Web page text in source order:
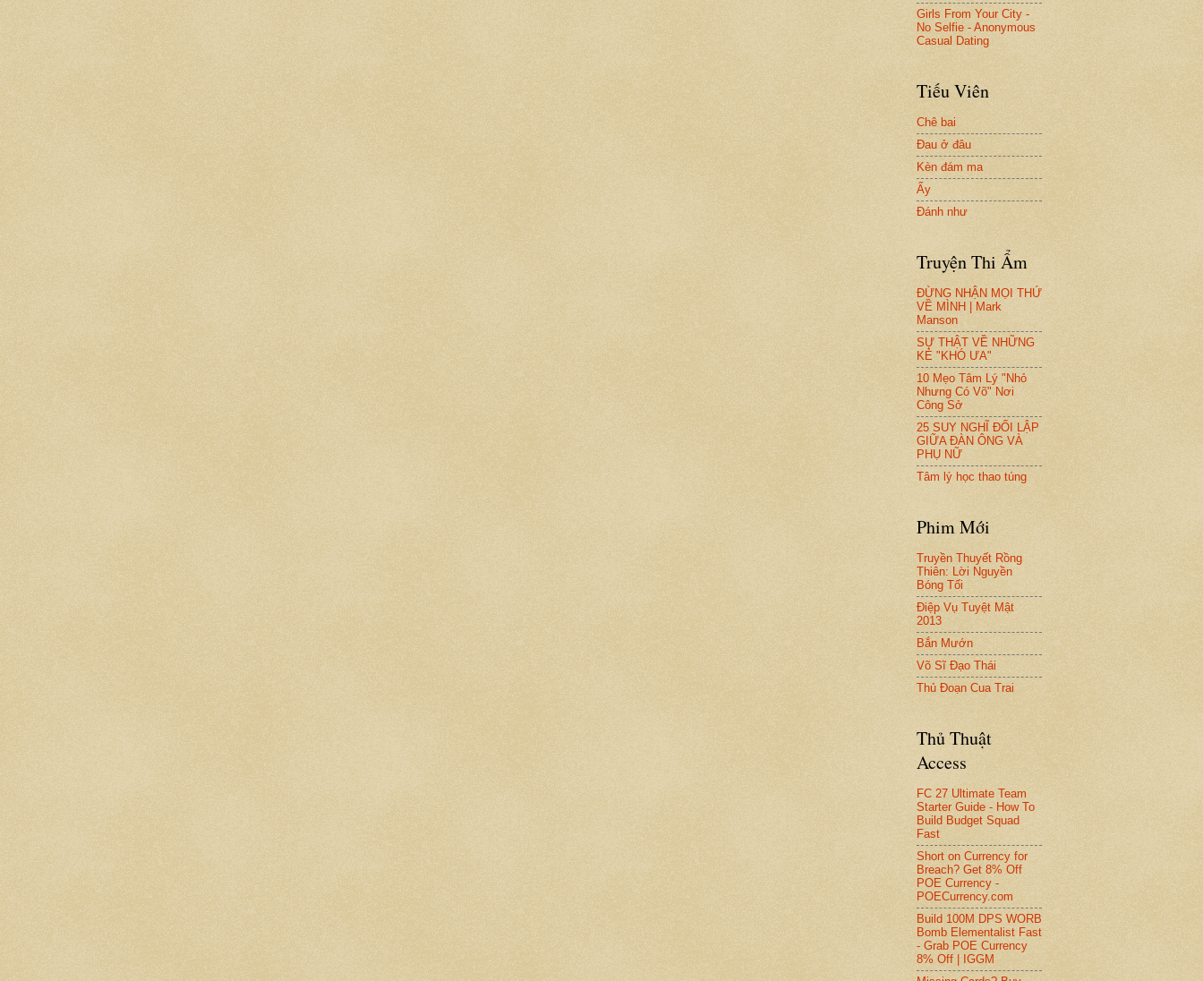
Girls From Your City -
No Selfie - Anonymous
Casual Dating
Tiếu Viên
Chê bai
Đau ở đâu
Kèn đám ma
Ấy
Đánh như
Truyện Thi Ẩm
ĐỪNG NHẬN MỌI THỨ
VỀ MÌNH | Mark
Manson
SỰ THẬT VỀ NHỮNG
KẺ "KHÓ ƯA"
10 Mẹo Tâm Lý "Nhỏ
Nhưng Có Võ" Nơi
Công Sở
25 SUY NGHĨ ĐỐI LẬP
GIỮA ĐÀN ÔNG VÀ
PHỤ NỮ
Tâm lý học thao túng
Phim Mới
Truyền Thuyết Rồng
Thiên: Lời Nguyền
Bóng Tối
Điệp Vụ Tuyệt Mật
2013
Bắn Mướn
Võ Sĩ Đạo Thái
Thủ Đoạn Cua Trai
Thủ Thuật
Access
FC 27 Ultimate Team
Starter Guide - How To
Build Budget Squad
Fast
Short on Currency for
Breach? Get 8% Off
POE Currency -
POECurrency.com
Build 100M DPS WORB
Bomb Elementalist Fast
- Grab POE Currency
8% Off | IGGM